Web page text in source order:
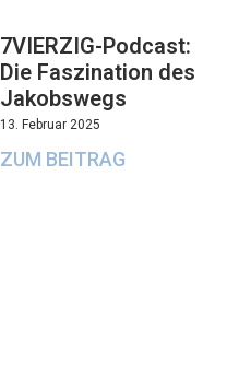
7VIERZIG-Podcast:
Die Faszination des
Jakobswegs
13. Februar 2025
ZUM BEITRAG